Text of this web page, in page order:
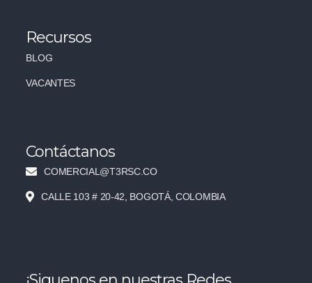
Recursos
BLOG
VACANTES
Contáctanos
COMERCIAL@T3RSC.CO
CALLE 103 # 20-42, BOGOTÁ, COLOMBIA